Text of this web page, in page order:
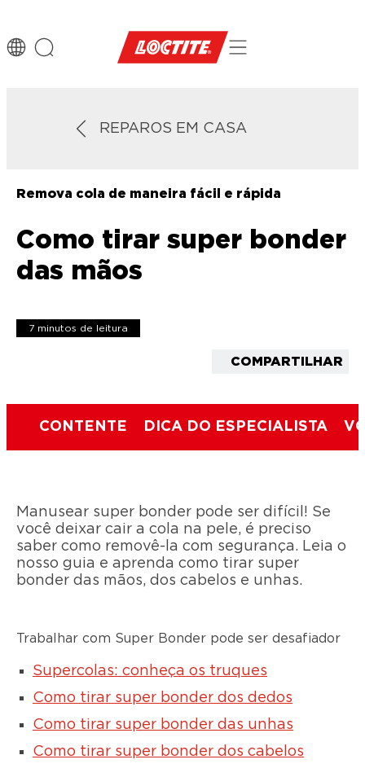
REPAROS EM CASA
Remova cola de maneira fácil e rápida
Como tirar super bonder
das mãos
7 minutos de leitura
COMPARTILHAR
CONTENTE DICA DO ESPECIALISTA
Manusear super bonder pode ser difícil! Se
você deixar cair a cola na pele, é preciso
saber como removê-la com segurança. Leia o
nosso guia e aprenda como tirar super
bonder das mãos, dos cabelos e unhas.
Trabalhar com Super Bonder pode ser desafiador
Supercolas: conheça os truques
Como tirar super bonder dos dedos
Como tirar super bonder das unhas
Como tirar super bonder dos cabelos